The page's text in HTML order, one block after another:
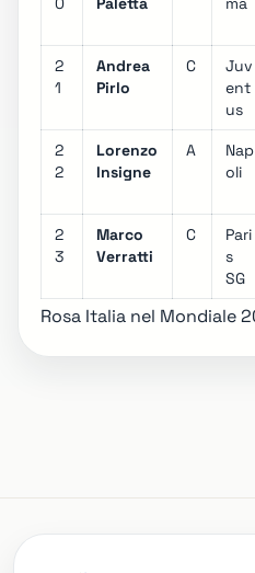
2
1
Andrea
Pirlo
C
Juv
ent
us
2
2
Lorenzo
Insigne
A
Nap
oli
2
3
Marco
Verratti
C
Pari
s
SG
Rosa Italia nel Mondiale